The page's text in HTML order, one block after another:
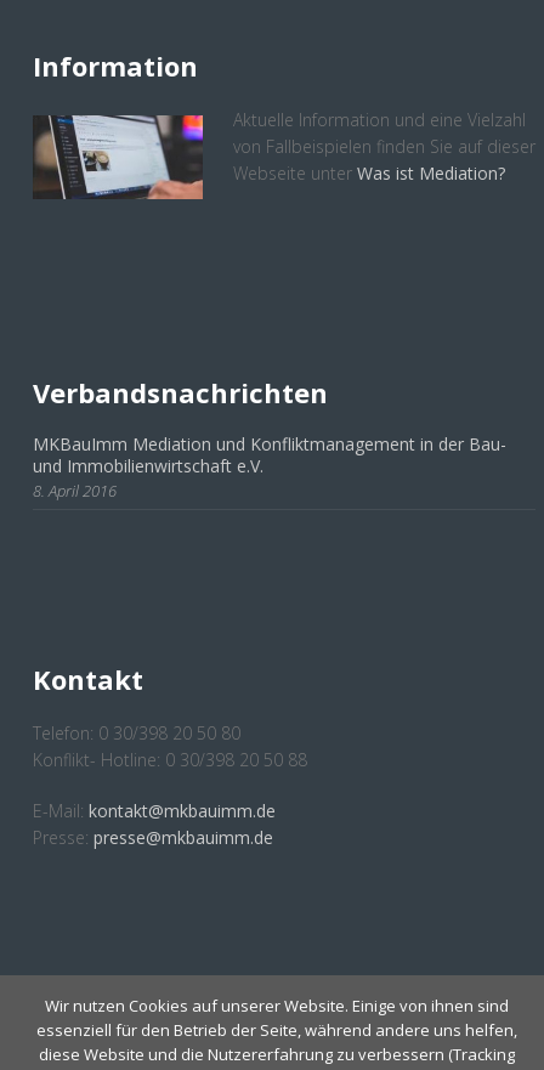
Information
Aktuelle Information und eine Vielzahl
von Fallbeispielen finden Sie auf dieser
Webseite unter Was ist Mediation?
Verbandsnachrichten
MKBauImm Mediation und Konfliktmanagement in der Bau-
und Immobilienwirtschaft e.V.
8. April 2016
Kontakt
Telefon: 0 30/398 20 50 80
Konflikt- Hotline: 0 30/398 20 50 88
E-Mail: kontakt@mkbauimm.de
Presse: presse@mkbauimm.de
Anmeldung Newsletter
Wir nutzen Cookies auf unserer Website. Einige von ihnen sind
essenziell für den Betrieb der Seite, während andere uns helfen,
diese Website und die Nutzererfahrung zu verbessern (Tracking